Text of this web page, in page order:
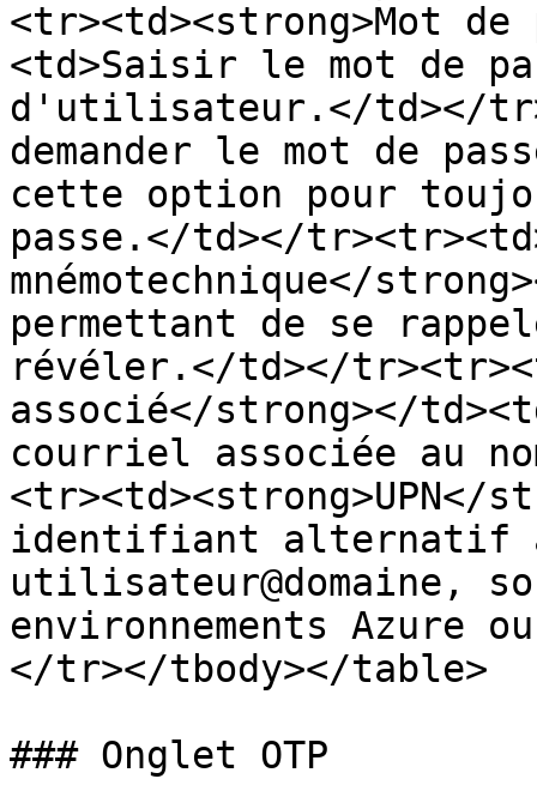
<tr><td><strong>Mot
<td>Saisir le mot de
d'utilisateur.</td></
demander le mot de
cette option pour
passe.</td></
mnémotechnique</
permettant de se
révéler.</td></
associé</strong></
courriel associée au
identifiant alternatif
utilisateur@domaine,
environnements Azure
</tr></tbody></table>
### Onglet OTP